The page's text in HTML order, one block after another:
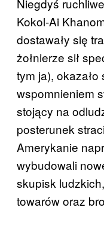
Niegdyś
Kokol-Ai
dostawały się
żołnierze sił
tym ja),
wspomnieniem
stojący na
posterunek
Amerykanie
wybudowali
skupisk
towarów oraz